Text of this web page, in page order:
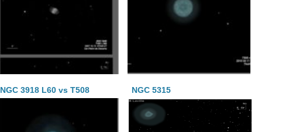
NGC 3918 L60 vs T508 NGC 5315